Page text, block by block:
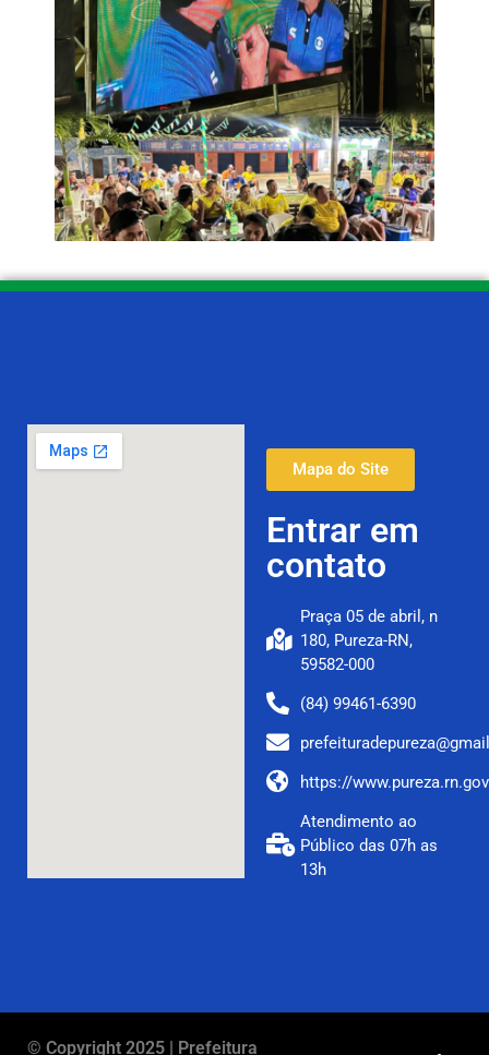
Mapa do Site
Entrar em
contato
Praça 05 de abril, n
180, Pureza-RN,
59582-000
(84) 99461-6390
https://
Atendimento ao
Público das 07h as
13h
© Copyright 2025 | Prefeitura